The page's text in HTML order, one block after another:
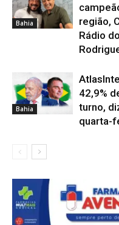
Bahia
região,
Rádio
Bahia
42,9%
turno,
quarta-